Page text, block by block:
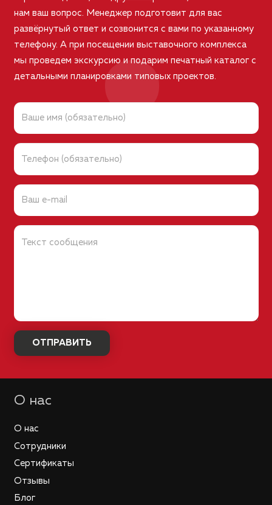
нам ваш вопрос. Менеджер подготовит для вас
развёрнутый ответ и созвонится с вами по указанному
телефону. А при посещении выставочного комплекса
мы проведем экскурсию и подарим печатный каталог с
детальными планировками типовых проектов.
О нас
О нас
Сотрудники
Сертификаты
Отзывы
Блог